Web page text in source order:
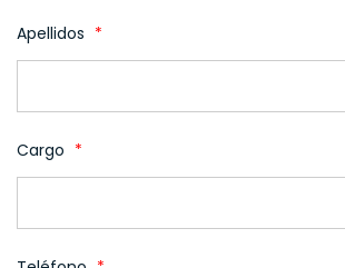
Apellidos *
Cargo *